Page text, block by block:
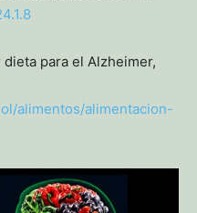
para el Alzheimer,
alimentos/alimentacion-